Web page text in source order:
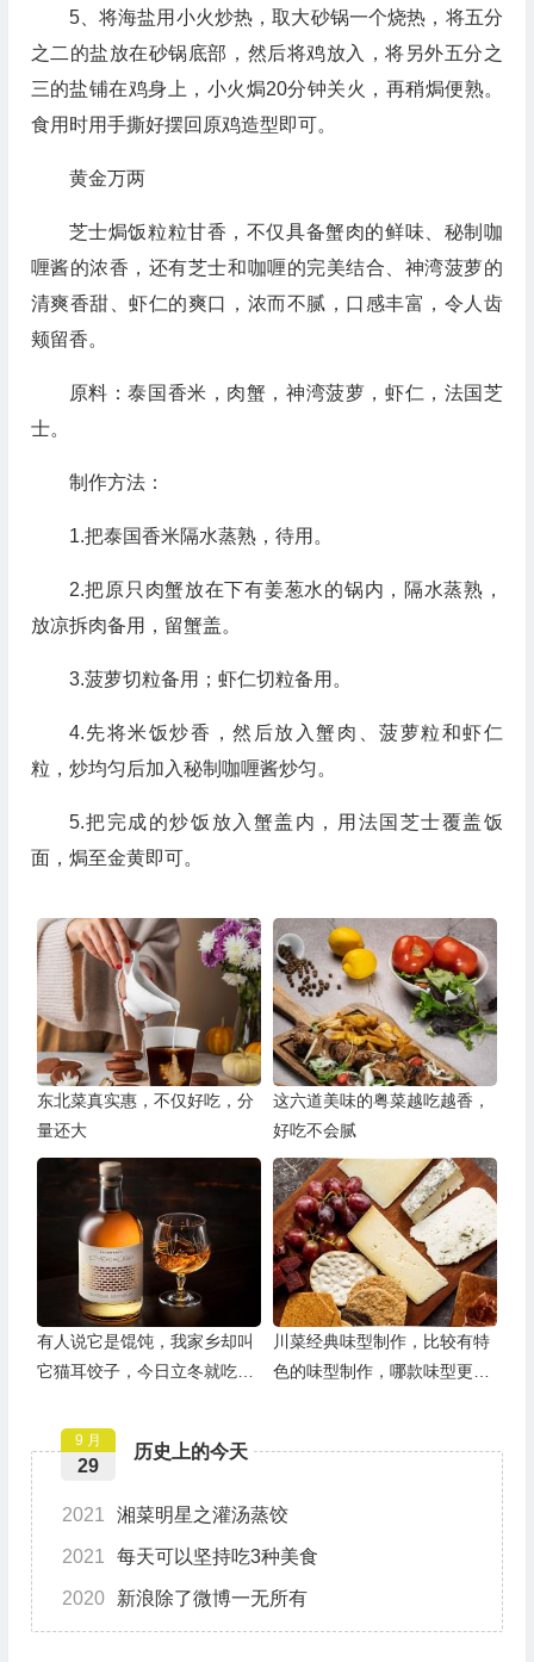
5、将海盐用小火炒热，取大砂锅一个烧热，将五分
之二的盐放在砂锅底部，然后将鸡放入，将另外五分之
三的盐铺在鸡身上，小火焗20分钟关火，再稍焗便熟。
食用时用手撕好摆回原鸡造型即可。
黄金万两
芝士焗饭粒粒甘香，不仅具备蟹肉的鲜味、秘制咖
喱酱的浓香，还有芝士和咖喱的完美结合、神湾菠萝的
清爽香甜、虾仁的爽口，浓而不腻，口感丰富，令人齿
颊留香。
原料：泰国香米，肉蟹，神湾菠萝，虾仁，法国芝
士。
制作方法：
1.把泰国香米隔水蒸熟，待用。
2.把原只肉蟹放在下有姜葱水的锅内，隔水蒸熟，
放凉拆肉备用，留蟹盖。
3.菠萝切粒备用；虾仁切粒备用。
4.先将米饭炒香，然后放入蟹肉、菠萝粒和虾仁
粒，炒均匀后加入秘制咖喱酱炒匀。
5.把完成的炒饭放入蟹盖内，用法国芝士覆盖饭
面，焗至金黄即可。
东北菜真实惠，不仅好吃，分
量还大
这六道美味的粤菜越吃越香，
好吃不会腻
有人说它是馄饨，我家乡却叫
它猫耳饺子，今日立冬就吃它
川菜经典味型制作，比较有特
色的味型制作，哪款味型更适
历史上的今天
9 月
29
2021 湘菜明星之灌汤蒸饺
2021 每天可以坚持吃3种美食
2020 新浪除了微博一无所有